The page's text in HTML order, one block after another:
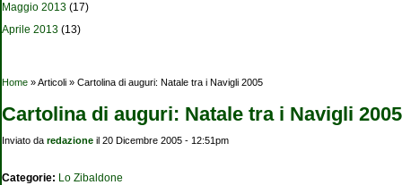
Maggio 2013 (17)
Aprile 2013 (13)
Tu sei qui
Home » Articoli » Cartolina di auguri: Natale tra i Navigli 2005
Cartolina di auguri: Natale tra i Navigli 2005
Inviato da redazione il 20 Dicembre 2005 - 12:51pm
Categorie: Lo Zibaldone